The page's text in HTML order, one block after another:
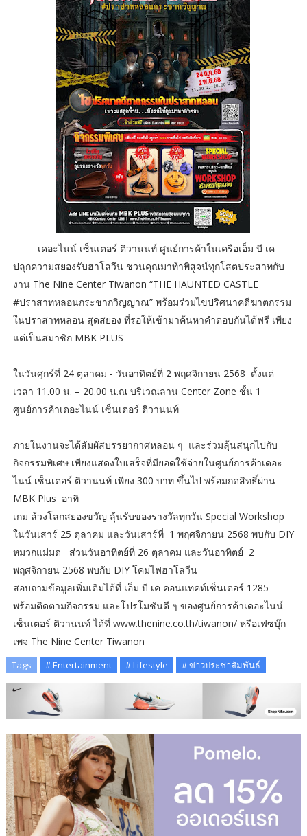
เดอะไนน์ เซ็นเตอร์ ติวานนท์ ศูนย์การค้าในเครือเอ็ม บี เค
ปลุกความสยองรับฮาโลวีน ชวนคุณมาท้าพิสูจน์ทุกโสตประสาทกับ
งาน The Nine Center Tiwanon “THE HAUNTED CASTLE
#ปราสาทหลอนกระชากวิญญาณ” พร้อมร่วมไขปริศนาคดีฆาตกรรม
ในปราสาทหลอน สุดสยอง ที่รอให้เข้ามาค้นหาคำตอบกันได้ฟรี เพียง
แต่เป็นสมาชิก MBK PLUS
ในวันศุกร์ที่ 24 ตุลาคม - วันอาทิตย์ที่ 2 พฤศจิกายน 2568 ตั้งแต่
เวลา 11.00 น. – 20.00 น.ณ บริเวณลาน Center Zone ชั้น 1
ศูนย์การค้าเดอะไนน์ เซ็นเตอร์ ติวานนท์
ภายในงานจะได้สัมผัสบรรยากาศหลอน ๆ และร่วมลุ้นสนุกไปกับ
กิจกรรมพิเศษ เพียงแสดงใบเสร็จที่มียอดใช้จ่ายในศูนย์การค้าเดอะ
ไนน์ เซ็นเตอร์ ติวานนท์ เพียง 300 บาท ขึ้นไป พร้อมกดสิทธิ์ผ่าน
MBK Plus อาทิ
เกม ล้วงโลกสยองขวัญ ลุ้นรับของรางวัลทุกวัน Special Workshop
ในวันเสาร์ 25 ตุลาคม และวันเสาร์ที่ 1 พฤศจิกายน 2568 พบกับ DIY
หมวกแม่มด ส่วนวันอาทิตย์ที่ 26 ตุลาคม และวันอาทิตย์ 2
พฤศจิกายน 2568 พบกับ DIY โคมไฟฮาโลวีน
สอบถามข้อมูลเพิ่มเติมได้ที่ เอ็ม บี เค คอนแทคท์เซ็นเตอร์ 1285
พร้อมติดตามกิจกรรม และโปรโมชันดี ๆ ของศูนย์การค้าเดอะไนน์
เซ็นเตอร์ ติวานนท์ ได้ที่ www.thenine.co.th/tiwanon/ หรือเฟซบุ๊ก
เพจ The Nine Center Tiwanon
Tags # Entertainment # Lifestyle # ข่าวประชาสัมพันธ์